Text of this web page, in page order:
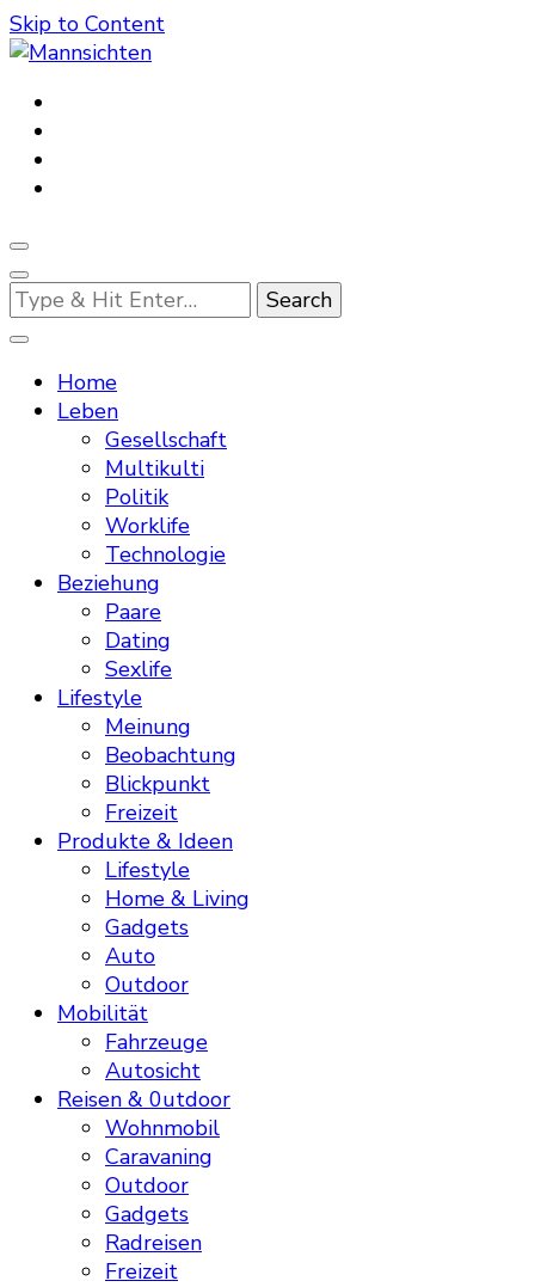
Skip to Content
Mannsichten
Was Männer wollen. Was Männer denken.
Looking
for
Something?
Home
Leben
Gesellschaft
Multikulti
Politik
Worklife
Technologie
Beziehung
Paare
Dating
Sexlife
Lifestyle
Meinung
Beobachtung
Blickpunkt
Freizeit
Produkte & Ideen
Lifestyle
Home & Living
Gadgets
Auto
Outdoor
Mobilität
Fahrzeuge
Autosicht
Reisen & 0utdoor
Wohnmobil
Caravaning
Outdoor
Gadgets
Radreisen
Freizeit